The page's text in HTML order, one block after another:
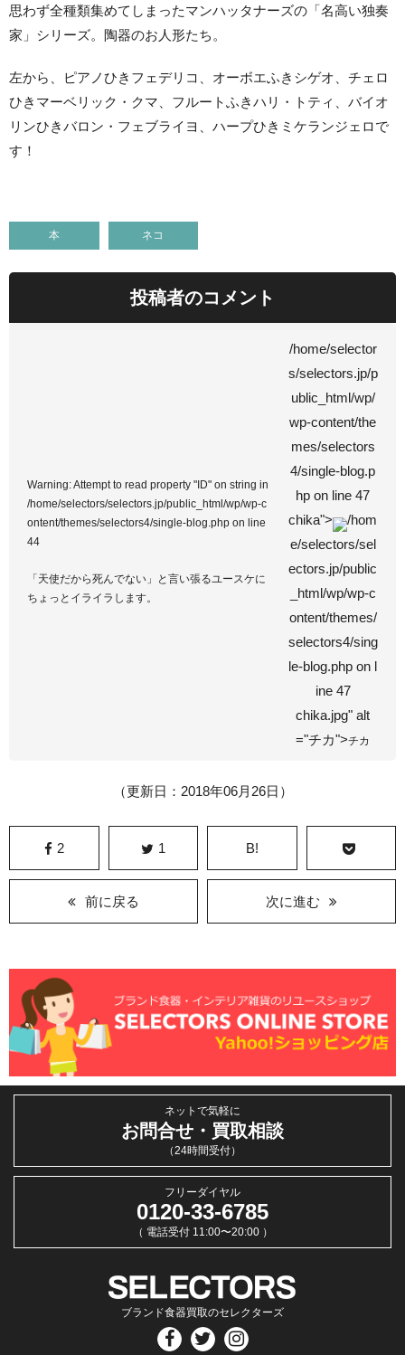
思わず全種類集めてしまったマンハッタナーズの「名高い独奏
家」シリーズ。陶器のお人形たち。
左から、ピアノひきフェデリコ、オーボエふきシゲオ、チェロ
ひきマーベリック・クマ、フルートふきハリ・トティ、バイオ
リンひきバロン・フェブライヨ、ハープひきミケランジェロで
す！
本 ネコ
投稿者のコメント
Warning: Attempt to read property "ID" on string in
/home/selectors/selectors.jp/public_html/wp/wp-c
ontent/themes/selectors4/single-blog.php on line
44
「天使だから死んでない」と言い張るユースケに
ちょっとイライラします。
/home/selector
s/selectors.jp/p
ublic_html/wp/
wp-content/the
mes/selectors
4/single-blog.p
hp on line 47
chika">
/hom
e/selectors/sel
ectors.jp/public
_html/wp/wp-c
ontent/themes/
selectors4/sing
le-blog.php on l
ine 47
chika.jpg" alt
="チカ">チカ
（更新日：2018年06月26日）
2 1 B!
前に戻る 次に進む
ネットで気軽に
お問合せ・買取相談
（24時間受付）
フリーダイヤル
0120-33-6785
（ 電話受付 11:00〜20:00 ）
ブランド食器買取のセレクターズ